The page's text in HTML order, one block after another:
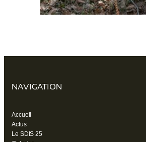
NAVIGATION
Accueil
Actus
Le SDIS 25